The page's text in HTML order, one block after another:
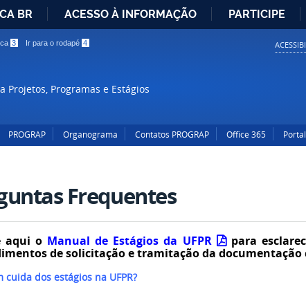
BR ACESSO À INFORMAÇÃO PARTICIPE
3 Ir para o rodapé 4
Projetos, Programas e Estágios
PROGRAP Organograma Contatos PROGRAP Office 365
Frequentes
aqui o Manual de Estágios da UFPR
para
de solicitação e tramitação da documentação
cuida dos estágios na UFPR?